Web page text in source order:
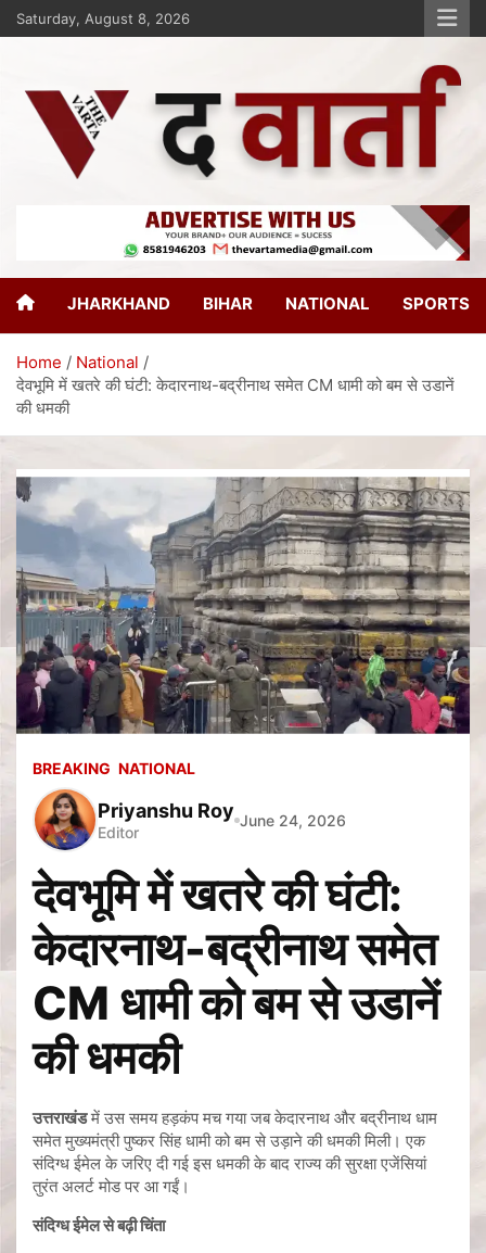
Saturday, August 8, 2026
The Varta
JHARKHAND BIHAR NATIONAL SPORTS
Home
National
देवभूमि में खतरे की घंटी: केदारनाथ-बद्रीनाथ समेत CM धामी को बम से उडानें
की धमकी
BREAKING NATIONAL
Priyanshu Roy
Editor
June 24, 2026
देवभूमि में खतरे की घंटी:
केदारनाथ-बद्रीनाथ समेत
CM धामी को बम से उडानें
की धमकी
उत्तराखंडमें उस समय हड़कंप मच गया जब केदारनाथ और बद्रीनाथ धाम
समेत मुख्यमंत्री पुष्कर सिंह धामी को बम से उड़ाने की धमकी मिली। एक
संदिग्ध ईमेल के जरिए दी गई इस धमकी के बाद राज्य की सुरक्षा एजेंसियां
तुरंत अलर्ट मोड पर आ गईं।
संदिग्ध ईमेल से बढ़ी चिंता